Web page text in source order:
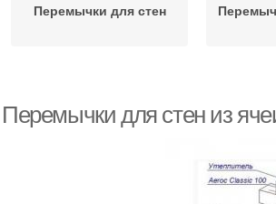
Перемычки для стен
Перемычки для стен из